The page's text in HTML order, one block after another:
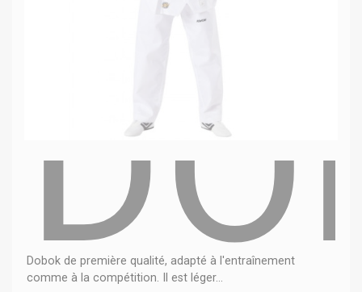
Dobok de première qualité, adapté à l'entraînement
comme à la compétition. Il est léger...